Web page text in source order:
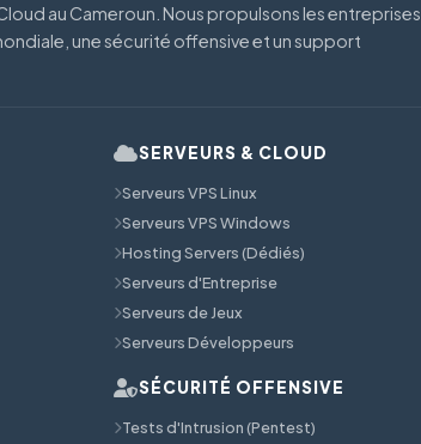
au Cameroun. Nous propulsons les entreprises
une sécurité offensive et un support
SERVEURS & CLOUD
Serveurs VPS Linux
Serveurs VPS Windows
Hosting Servers (Dédiés)
Serveurs d'Entreprise
Serveurs de Jeux
Serveurs Développeurs
SÉCURITÉ OFFENSIVE
Tests d'Intrusion (Pentest)